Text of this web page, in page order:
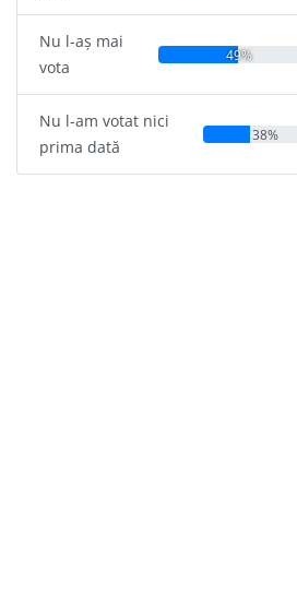
Nu l-aș mai
vota
49%
Nu l-am votat nici
prima dată
38%